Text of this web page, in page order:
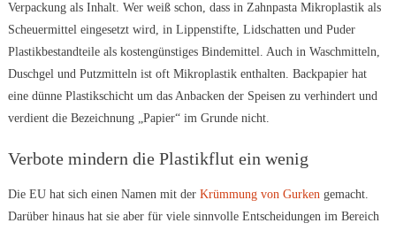
Verpackung als Inhalt. Wer weiß schon, dass in Zahnpasta Mikroplastik als
Scheuermittel eingesetzt wird, in Lippenstifte, Lidschatten und Puder
Plastikbestandteile als kostengünstiges Bindemittel. Auch in Waschmitteln,
Duschgel und Putzmitteln ist oft Mikroplastik enthalten. Backpapier hat
eine dünne Plastikschicht um das Anbacken der Speisen zu verhindert und
verdient die Bezeichnung „Papier“ im Grunde nicht.
Verbote mindern die Plastikflut ein wenig
Die EU hat sich einen Namen mit der Krümmung von Gurkengemacht.
Darüber hinaus hat sie aber für viele sinnvolle Entscheidungen im Bereich